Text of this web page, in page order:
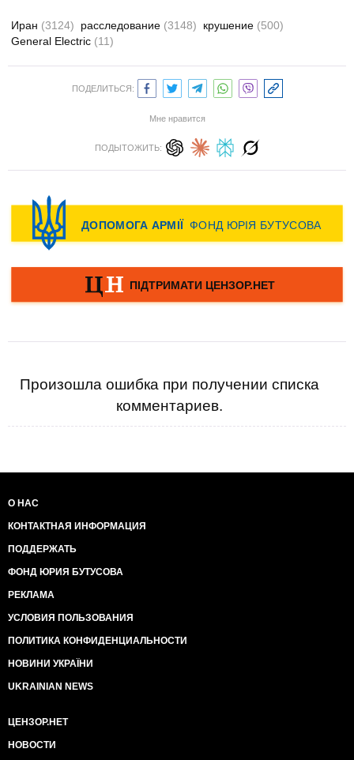
Иран (3124) расследование (3148) крушение (500)
General Electric (11)
ПОДЕЛИТЬСЯ:
Мне нравится
ПОДЫТОЖИТЬ:
Произошла ошибка при получении списка
комментариев.
О НАС
КОНТАКТНАЯ ИНФОРМАЦИЯ
ПОДДЕРЖАТЬ
ФОНД ЮРИЯ БУТУСОВА
РЕКЛАМА
УСЛОВИЯ ПОЛЬЗОВАНИЯ
ПОЛИТИКА КОНФИДЕНЦИАЛЬНОСТИ
НОВИНИ УКРАЇНИ
UKRAINIAN NEWS
ЦЕНЗОР.НЕТ
НОВОСТИ